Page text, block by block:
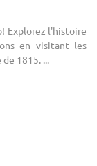
Explorez l'histoire
en visitant les
1815. ...